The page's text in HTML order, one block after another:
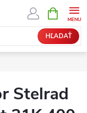
HĽADAŤ
KOŠÍK
Stelrad